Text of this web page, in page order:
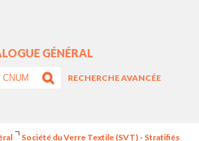
GÉNÉRAL
RECHERCHE AVANCÉE
Société du Verre Textile (SVT) - Stratifiés